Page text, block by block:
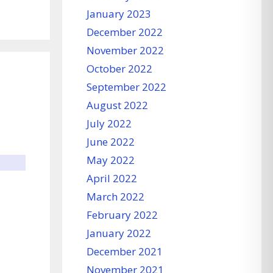
January 2023
December 2022
November 2022
October 2022
September 2022
August 2022
July 2022
June 2022
May 2022
April 2022
March 2022
February 2022
January 2022
December 2021
November 2021